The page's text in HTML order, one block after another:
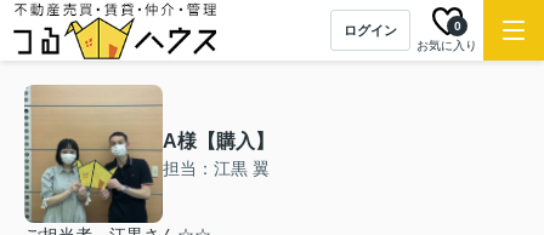
ログイン
お気に入り
0
A様【購入】
担当：江黒 翼